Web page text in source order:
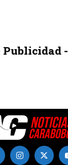
Publicidad -